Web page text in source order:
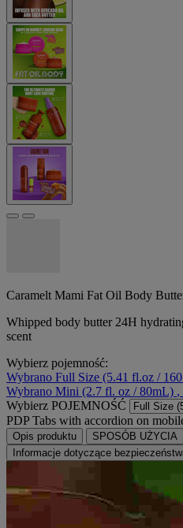
Caramelt Mami Fat Oil Body
Whipped body butter 24H
scent
Wybierz pojemność:
Wybrano Full Size (5.41 fl.oz /
Wybrano Mini (2.7 fl. oz / 80mL) ,
Wybierz POJEMNOŚĆ
PDP Tabs with accordion on
Opis produktu SPOSÓB UŻYCIA
Informacje dotyczące